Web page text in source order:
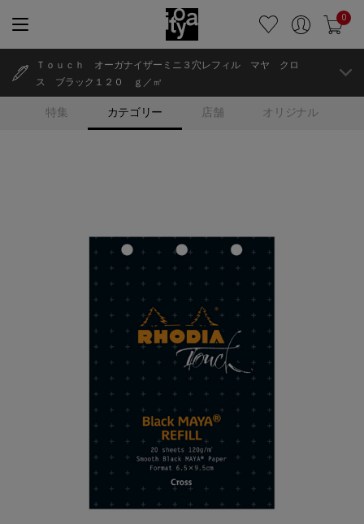
0
特集 カテゴリー 店舗 オリジナル
Ｔｏｕｃｈ オーガナイザーミニ３穴レフィル マヤ クロ
ス ブラック１２０ ｇ／㎡